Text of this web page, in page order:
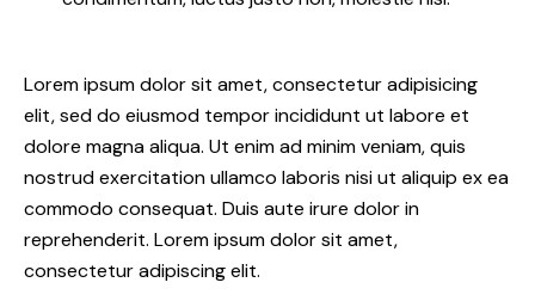
Lorem ipsum dolor sit amet, consectetur adipisicing
elit, sed do eiusmod tempor incididunt ut labore et
dolore magna aliqua. Ut enim ad minim veniam, quis
nostrud exercitation ullamco laboris nisi ut aliquip ex ea
commodo consequat. Duis aute irure dolor in
reprehenderit. Lorem ipsum dolor sit amet,
consectetur adipiscing elit.